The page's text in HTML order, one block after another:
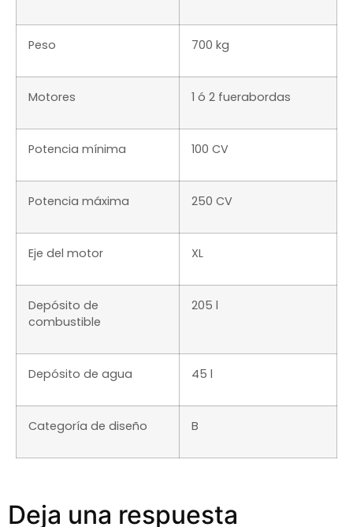
Peso 700 kg
Motores 1 ó 2 fuerabordas
Potencia mínima 100 CV
Potencia máxima 250 CV
Eje del motor XL
Depósito de
combustible
205 l
Depósito de agua 45 l
Categoría de diseño B
Deja una respuesta